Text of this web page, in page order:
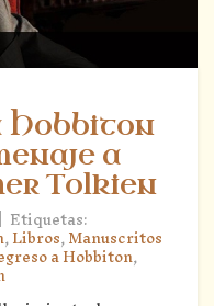
Hobbiton
a
Tolkien
| Etiquetas:
,Libros,Manuscritos
a Hobbiton,